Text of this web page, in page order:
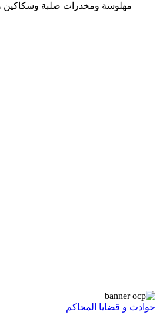
مهلوسة ومخدرات صلبة وسكاكين
حوادث و قضايا المحاكم